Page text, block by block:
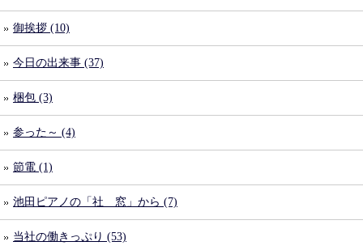
御挨拶 (10)
今日の出来事 (37)
梱包 (3)
参った～ (4)
節電 (1)
池田ピアノの「社 窓」から (7)
当社の働きっぷり (53)